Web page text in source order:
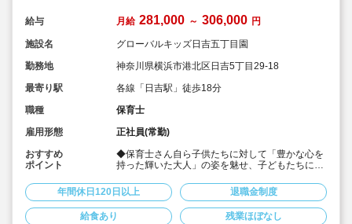
給与 月給 281,000 ～ 306,000 円
施設名
グローバルキッズ日吉五丁目園
勤務地
神奈川県横浜市港北区日吉5丁目29-18
最寄り駅
各線「日吉駅」徒歩18分
職種
保育士
雇用形態
正社員(常勤)
おすすめ
ポイント
◆保育士さん自ら子供たちに対して「豊かな心を
持った輝いた大人」の姿を魅せ、子どもたちに夢
◆年間休日125日以上！
◆子育て期間中は時短勤務OK
◆半日有給OKで子育て中の方も働きやすい環境
年間休日120日以上 退職金制度
給食あり 残業ほぼなし